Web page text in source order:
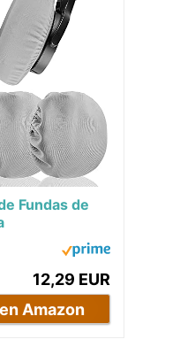
Fundas de
12,29 EUR
Amazon